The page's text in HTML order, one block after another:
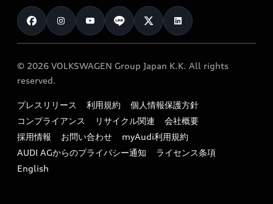
カタログ一覧
車検 / 定期点検
e-tronアフターサポート
myAudi
クオリティ
保証
メンテナンス
ファイナンス
キャンペーン / イベント
買取査定
お知らせ
オーナー様向けキャンペーン
特定整備適用車一覧
リサイクル法
よくある質問（FAQ）
© 2026 VOLKSWAGEN Group Japan K.K. All rights
reserved.
プレスリリース 利用規約
個人情報保護方針
コンプライアンス
リサイクル関連
会社概要
採用情報
お問い合わせ
myAudi利用規約
AUDI AGからのプライバシー通知
ライセンス条項
English